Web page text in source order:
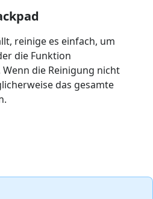
reinige es einfach, um
die Funktion
die Reinigung nicht
das gesamte